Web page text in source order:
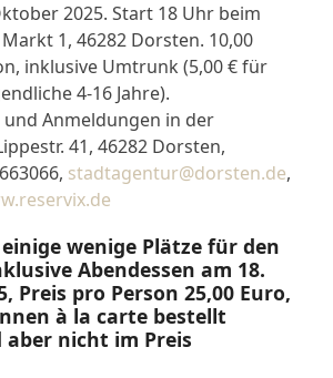
2025. Start 18 Uhr beim
1, 46282 Dorsten. 10,00
inklusive Umtrunk (5,00 € für
4-16 Jahre).
Anmeldungen in der
41, 46282 Dorsten,
stadtagentur@dorsten.de,
wenige Plätze für den
Abendessen am 18.
Preis pro Person 25,00 Euro,
à la carte bestellt
aber nicht im Preis